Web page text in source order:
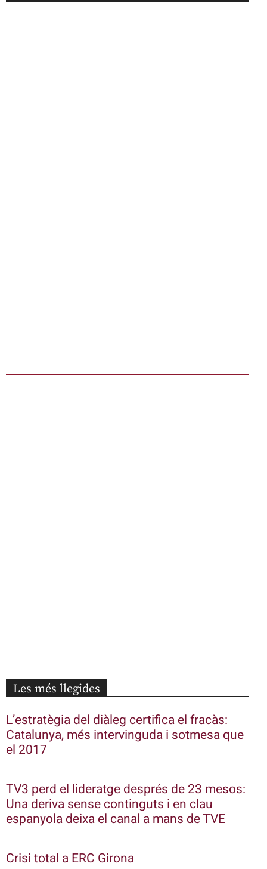
Les més llegides
L’estratègia del diàleg certifica el fracàs:
Catalunya, més intervinguda i sotmesa que
el 2017
TV3 perd el lideratge després de 23 mesos:
Una deriva sense continguts i en clau
espanyola deixa el canal a mans de TVE
Crisi total a ERC Girona